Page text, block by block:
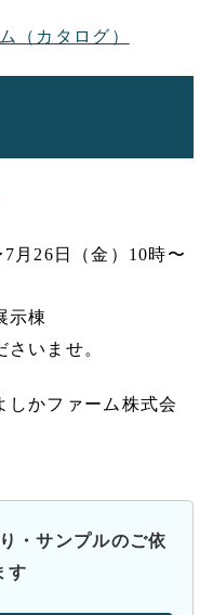
（カタログ）
月26日（金）10時〜
示棟
いませ。
しかファーム株式会
・サンプルのご依
す